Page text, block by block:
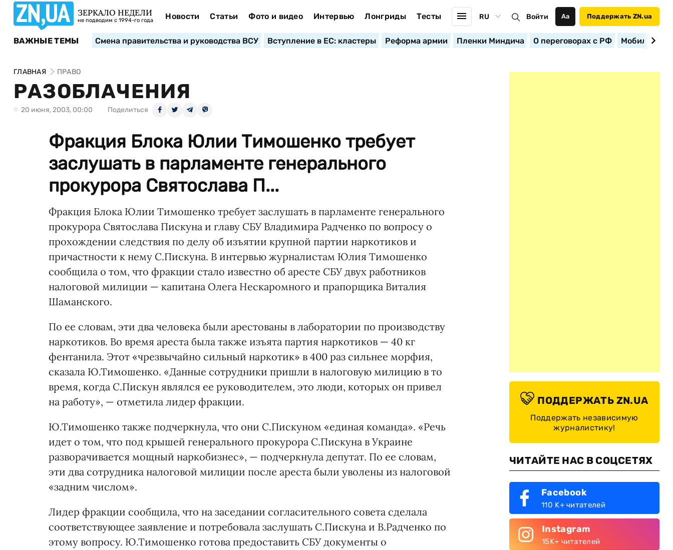
ЗЕРКАЛО НЕДЕЛИ
не подводим с 1994-го года Новости Статьи Фото и видео Интервью Лонгриды Тесты RU Войти Аа Поддержать ZN.ua
ВАЖНЫЕ ТЕМЫ Смена правительства и руководства ВСУ Вступление в ЕС: кластеры Реформа армии Пленки Миндича О переговорах с РФ
ГЛАВНАЯ ПРАВО
РАЗОБЛАЧЕНИЯ
20 июня, 2003, 00:00 Поделиться
Фракция Блока Юлии Тимошенко требует
заслушать в парламенте генерального
прокурора Святослава П...
Фракция Блока Юлии Тимошенко требует заслушать в парламенте генерального
прокурора Святослава Пискуна и главу СБУ Владимира Радченко по вопросу о
прохождении следствия по делу об изъятии крупной партии наркотиков и
причастности к нему С.Пискуна. В интервью журналистам Юлия Тимошенко
сообщила о том, что фракции стало известно об аресте СБУ двух работников
налоговой милиции — капитана Олега Нескаромного и прапорщика Виталия
Шаманского.
По ее словам, эти два человека были арестованы в лаборатории по производству
наркотиков. Во время ареста была также изъята партия наркотиков — 40 кг
фентанила. Этот «чрезвычайно сильный наркотик» в 400 раз сильнее морфия,
сказала Ю.Тимошенко. «Данные сотрудники пришли в налоговую милицию в то
время, когда С.Пискун являлся ее руководителем, это люди, которых он привел
на работу», — отметила лидер фракции.
Ю.Тимошенко также подчеркнула, что они С.Пискуном «единая команда». «Речь
идет о том, что под крышей генерального прокурора С.Пискуна в Украине
разворачивается мощный наркобизнес», — подчеркнула депутат. По ее словам,
эти два сотрудника налоговой милиции после ареста были уволены из налоговой
«задним числом».
Лидер фракции сообщила, что на заседании согласительного совета сделала
соответствующее заявление и потребовала заслушать С.Пискуна и В.Радченко по
этому вопросу. Ю.Тимошенко готова предоставить СБУ документы о
ПОДДЕРЖАТЬ ZN.UA
Поддержать независимую
журналистику!
ЧИТАЙТЕ НАС В СОЦСЕТЯХ
Facebook
110 K+ читателей
Instagram
15K+ читателей